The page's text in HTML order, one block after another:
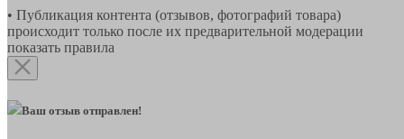
• Публикация контента (отзывов, фотографий товара)
происходит только после их предварительной модерации
показать правила
Ваш отзыв отправлен!